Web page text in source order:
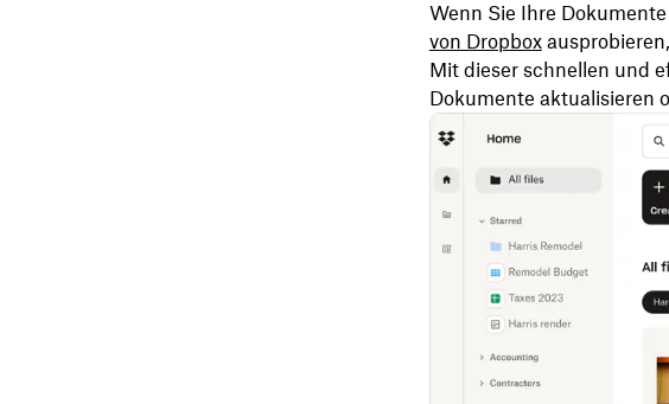
Wenn Sie Ihre
von Dropbox
Mit dieser schnellen und
Dokumente aktualisieren